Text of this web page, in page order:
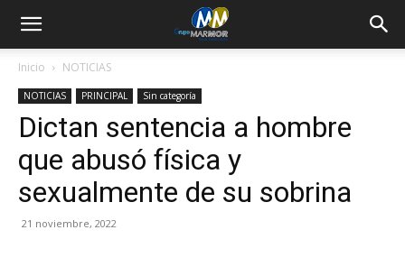
Inicio NOTICIAS
NOTICIAS PRINCIPAL Sin categoría
Dictan sentencia a hombre
que abusó física y
sexualmente de su sobrina
21 noviembre, 2022